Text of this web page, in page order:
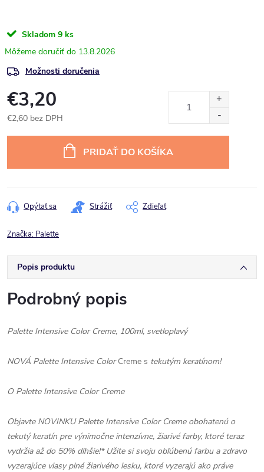
Skladom 9 ks
13.8.2026
Možnosti doručenia
€3,20
€2,60 bez DPH
PRIDAŤ DO KOŠÍKA
Opýtať sa Strážiť Zdieľať
Značka: Palette
Popis produktu
Podrobný popis
Palette Intensive Color Creme, 100ml, svetloplavý
NOVÁ Palette Intensive ColorCreme s tekutým keratínom!
O Palette Intensive Color Creme
Objavte NOVINKU Palette Intensive Color Creme obohatenú o
tekutý keratín pre výnimočne intenzívne, žiarivé farby, ktoré teraz
vydržia až do 50% dlhšie!* Užite si svoju obľúbenú farbu a zdravo
vyzerajúce vlasy plné žiarivého lesku, ktoré vyzerajú ako práve